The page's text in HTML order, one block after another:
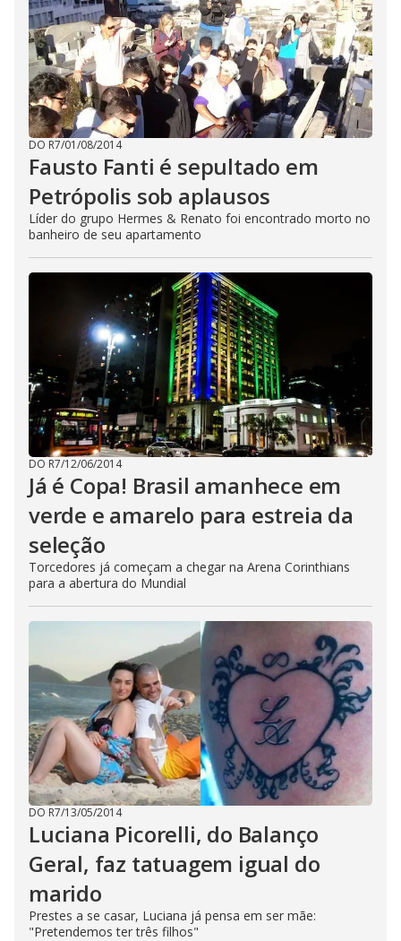
DO R7/01/08/2014
Fausto Fanti é sepultado em
Petrópolis sob aplausos
Líder do grupo Hermes & Renato foi encontrado morto no
banheiro de seu apartamento
DO R7/12/06/2014
Já é Copa! Brasil amanhece em
verde e amarelo para estreia da
seleção
Torcedores já começam a chegar na Arena Corinthians
para a abertura do Mundial
DO R7/13/05/2014
Luciana Picorelli, do Balanço
Geral, faz tatuagem igual do
marido
Prestes a se casar, Luciana já pensa em ser mãe:
"Pretendemos ter três filhos"